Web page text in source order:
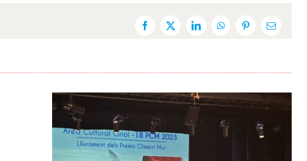
Facebook
X LinkedInWhatsAppPinterestEmail: